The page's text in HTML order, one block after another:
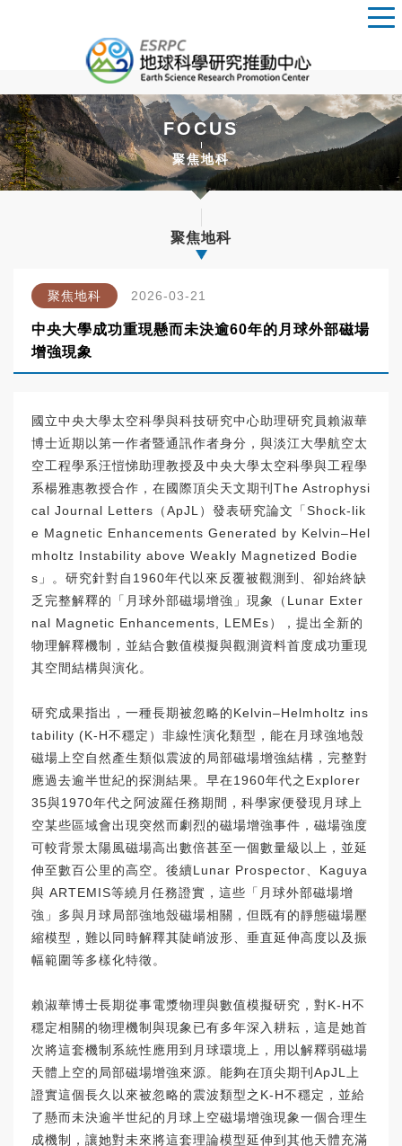
FOCUS
聚焦地科
聚焦地科
聚焦地科 2026-03-21
中央大學成功重現懸而未決逾60年的月球外部磁場
增強現象
國立中央大學太空科學與科技研究中心助理研究員賴淑華
博士近期以第一作者暨通訊作者身分，與淡江大學航空太
空工程學系汪愷悌助理教授及中央大學太空科學與工程學
系楊雅惠教授合作，在國際頂尖天文期刊The Astrophysi
cal Journal Letters（ApJL）發表研究論文「Shock-lik
e Magnetic Enhancements Generated by Kelvin–Hel
mholtz Instability above Weakly Magnetized Bodie
s」。研究針對自1960年代以來反覆被觀測到、卻始終缺
乏完整解釋的「月球外部磁場增強」現象（Lunar Exter
nal Magnetic Enhancements, LEMEs），提出全新的
物理解釋機制，並結合數值模擬與觀測資料首度成功重現
其空間結構與演化。
研究成果指出，一種長期被忽略的Kelvin–Helmholtz ins
tability (K-H不穩定）非線性演化類型，能在月球強地殼
磁場上空自然產生類似震波的局部磁場增強結構，完整對
應過去逾半世紀的探測結果。早在1960年代之Explorer
35與1970年代之阿波羅任務期間，科學家便發現月球上
空某些區域會出現突然而劇烈的磁場增強事件，磁場強度
可較背景太陽風磁場高出數倍甚至一個數量級以上，並延
伸至數百公里的高空。後續Lunar Prospector、Kaguya
與 ARTEMIS等繞月任務證實，這些「月球外部磁場增
強」多與月球局部強地殼磁場相關，但既有的靜態磁場壓
縮模型，難以同時解釋其陡峭波形、垂直延伸高度以及振
幅範圍等多樣化特徵。
賴淑華博士長期從事電漿物理與數值模擬研究，對K-H不
穩定相關的物理機制與現象已有多年深入耕耘，這是她首
次將這套機制系統性應用到月球環境上，用以解釋弱磁場
天體上空的局部磁場增強來源。能夠在頂尖期刊ApJL上
證實這個長久以來被忽略的震波類型之K-H不穩定，並給
了懸而未決逾半世紀的月球上空磁場增強現象一個合理生
成機制，讓她對未來將這套理論模型延伸到其他天體充滿